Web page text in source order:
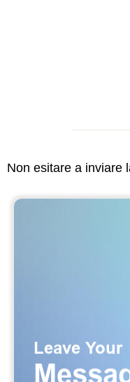
Non esitare a inviare